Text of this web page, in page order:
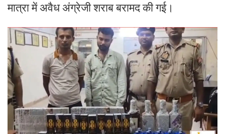
मात्रा में अवैध अंग्रेजी शराब बरामद की गई।